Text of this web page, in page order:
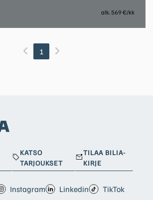
alk. 569 €/kk
1
KATSO
TARJOUKSET
TILAA BILIA-
KIRJE
Instagram Linkedin TikTok